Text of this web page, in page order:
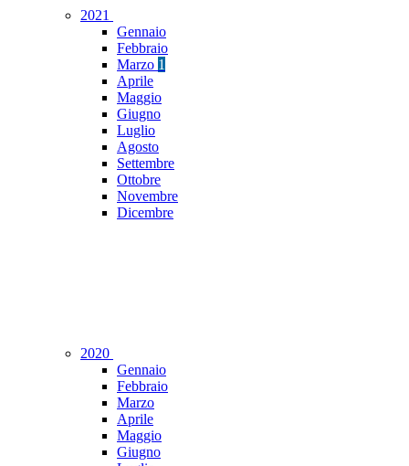
2021
Gennaio
Febbraio
Marzo 1
Aprile
Maggio
Giugno
Luglio
Agosto
Settembre
Ottobre
Novembre
Dicembre
2020
Gennaio
Febbraio
Marzo
Aprile
Maggio
Giugno